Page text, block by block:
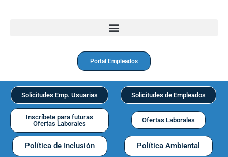
Portal Empleados
Solicitudes Emp. Usuarias Solicitudes de Empleados
Inscríbete para futuras
Ofertas Laborales
Ofertas Laborales
Política de Inclusión Política Ambiental